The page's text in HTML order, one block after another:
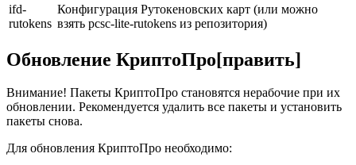
ifd-
rutokens
Конфигурация Рутокеновских карт (или можно
взять pcsc-lite-rutokens из репозитория)
Обновление КриптоПро[править]
Внимание! Пакеты КриптоПро становятся нерабочие при их
обновлении. Рекомендуется удалить все пакеты и установить
пакеты снова.
Для обновления КриптоПро необходимо: